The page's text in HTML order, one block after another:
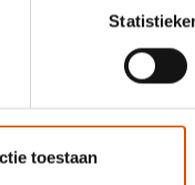
toestaan